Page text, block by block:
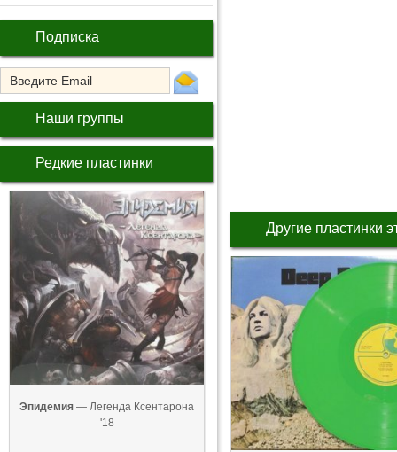
Подписка
Наши группы
Редкие пластинки
Эпидемия — Легенда Ксентарона
'18
Другие пластинки